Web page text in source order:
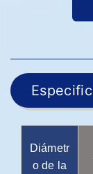
Diámetr
o de la